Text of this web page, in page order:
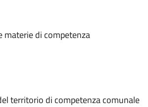
di competenza
territorio di competenza comunale